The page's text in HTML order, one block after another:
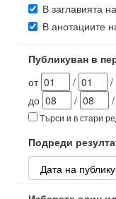
В заглавията
В анотациите
Публикуван в
от
/ /
до / /
Подреди